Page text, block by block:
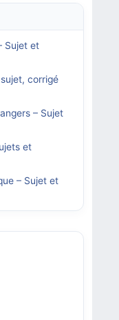
Sujet et
corrigé
– Sujet
et
– Sujet et